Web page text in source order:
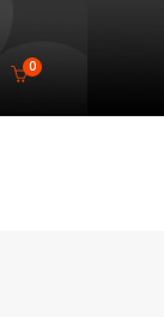
0